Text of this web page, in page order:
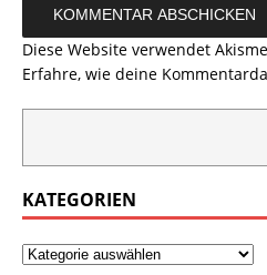
Diese Website verwendet
Erfahre, wie deine
KATEGORIEN